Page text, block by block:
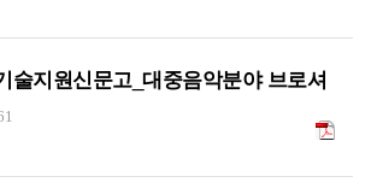
술지원신문고_대중음악분야 브로셔